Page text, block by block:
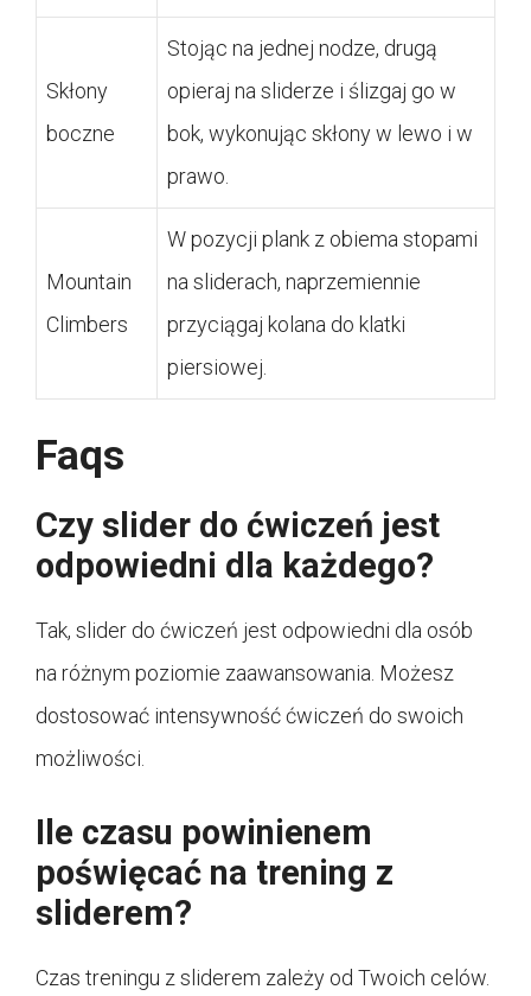
Skłony
boczne
Stojąc na jednej nodze, drugą
opieraj na sliderze i ślizgaj go w
bok, wykonując skłony w lewo i w
prawo.
Mountain
Climbers
W pozycji plank z obiema stopami
na sliderach, naprzemiennie
przyciągaj kolana do klatki
piersiowej.
Faqs
Czy slider do ćwiczeń jest
odpowiedni dla każdego?
Tak, slider do ćwiczeń jest odpowiedni dla osób
na różnym poziomie zaawansowania. Możesz
dostosować intensywność ćwiczeń do swoich
możliwości.
Ile czasu powinienem
poświęcać na trening z
sliderem?
Czas treningu z sliderem zależy od Twoich celów.